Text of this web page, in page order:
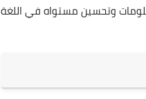
وتحسين مستواه في اللغة